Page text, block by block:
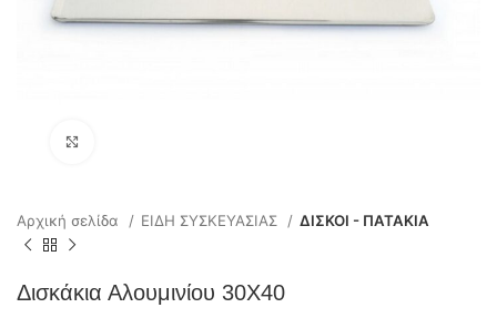
Αρχική σελίδα ΕΙΔΗ ΣΥΣΚΕΥΑΣΙΑΣ ΔΙΣΚΟΙ - ΠΑΤΑΚΙΑ
Δισκάκια Αλουμινίου 30Χ40